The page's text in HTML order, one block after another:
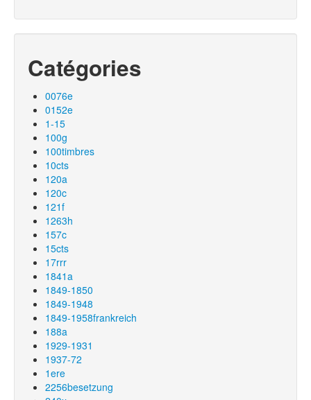
Catégories
0076e
0152e
1-15
100g
100timbres
10cts
120a
120c
121f
1263h
157c
15cts
17rrr
1841a
1849-1850
1849-1948
1849-1958frankreich
188a
1929-1931
1937-72
1ere
2256besetzung